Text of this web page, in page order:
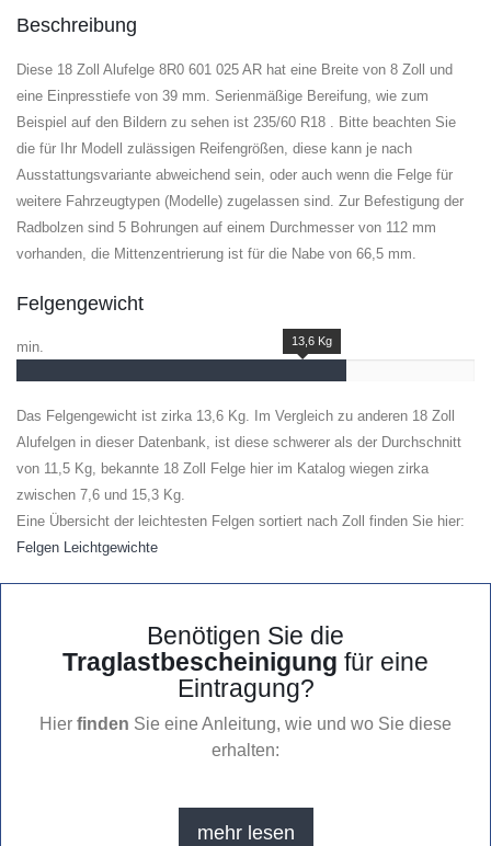
Beschreibung
Diese 18 Zoll Alufelge 8R0 601 025 AR hat eine Breite von 8 Zoll und
eine Einpresstiefe von 39 mm. Serienmäßige Bereifung, wie zum
Beispiel auf den Bildern zu sehen ist 235/60 R18 . Bitte beachten Sie
die für Ihr Modell zulässigen Reifengrößen, diese kann je nach
Ausstattungsvariante abweichend sein, oder auch wenn die Felge für
weitere Fahrzeugtypen (Modelle) zugelassen sind. Zur Befestigung der
Radbolzen sind 5 Bohrungen auf einem Durchmesser von 112 mm
vorhanden, die Mittenzentrierung ist für die Nabe von 66,5 mm.
Felgengewicht
min. 13,6 Kg
Das Felgengewicht ist zirka 13,6 Kg. Im Vergleich zu anderen 18 Zoll
Alufelgen in dieser Datenbank, ist diese schwerer als der Durchschnitt
von 11,5 Kg, bekannte 18 Zoll Felge hier im Katalog wiegen zirka
zwischen 7,6 und 15,3 Kg.
Eine Übersicht der leichtesten Felgen sortiert nach Zoll finden Sie hier:
Felgen Leichtgewichte
Benötigen Sie die
Traglastbescheinigung für eine
Eintragung?
Hier finden Sie eine Anleitung, wie und wo Sie diese
erhalten:
mehr lesen